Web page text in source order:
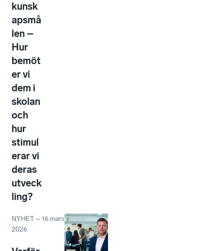
kunsk
apsmå
len –
Hur
bemöt
er vi
dem i
skolan
och
hur
stimul
erar vi
deras
utveck
ling?
NYHET –16 mars
2026